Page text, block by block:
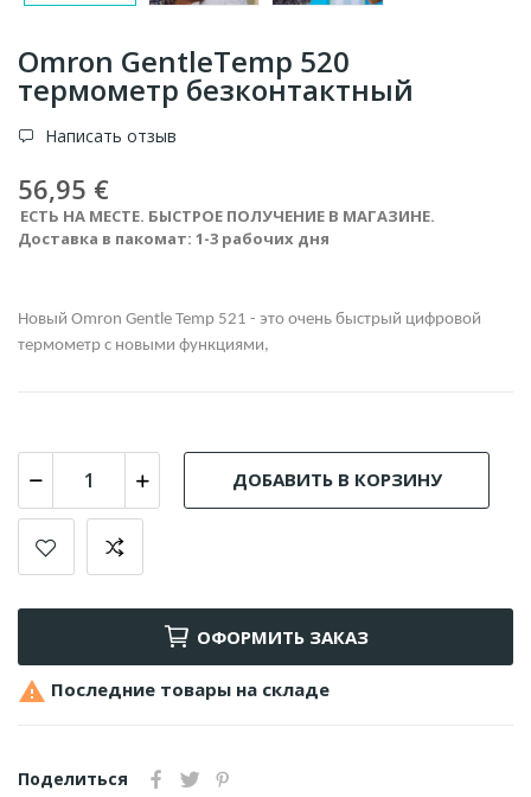
Omron GentleTemp 520
термометр безконтактный
Написать отзыв
56,95 €
ЕСТЬ НА МЕСТЕ. БЫСТРОЕ ПОЛУЧЕНИЕ В МАГАЗИНЕ.
Доставка в пакомат: 1-3 рабочих дня
Новый Omron Gentle Temp 521 - это очень быстрый цифровой
термометр с новыми функциями,
ДОБАВИТЬ В КОРЗИНУ
ОФОРМИТЬ ЗАКАЗ
 Последние товары на складе
Поделиться